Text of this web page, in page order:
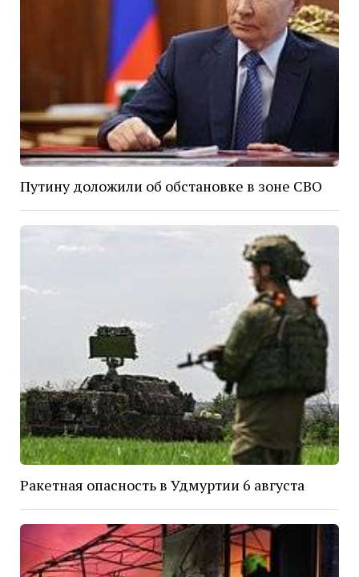
Путину доложили об обстановке в зоне СВО
Ракетная опасность в Удмуртии 6 августа